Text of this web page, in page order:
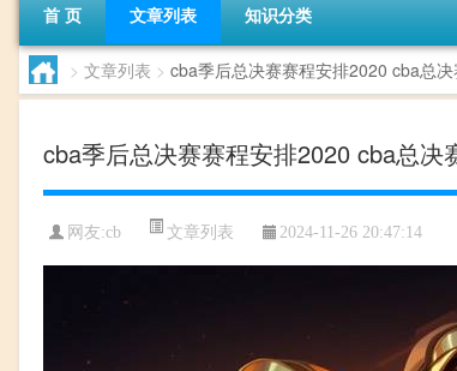
首 页 文章列表 知识分类
> 文章列表 > cba季后总决赛赛程安排2020 cba总
cba季后总决赛赛程安排2020 cba总决
网友:cb 文章列表 2024-11-26 20:47:14